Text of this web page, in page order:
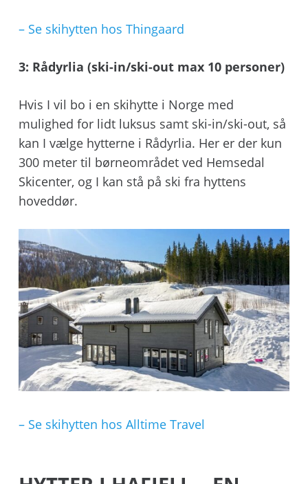
– Se skihytten hos Thingaard
3: Rådyrlia (ski-in/ski-out max 10 personer)
Hvis I vil bo i en skihytte i Norge med
mulighed for lidt luksus samt ski-in/ski-out, så
kan I vælge hytterne i Rådyrlia. Her er der kun
300 meter til børneområdet ved Hemsedal
Skicenter, og I kan stå på ski fra hyttens
hoveddør.
– Se skihytten hos Alltime Travel